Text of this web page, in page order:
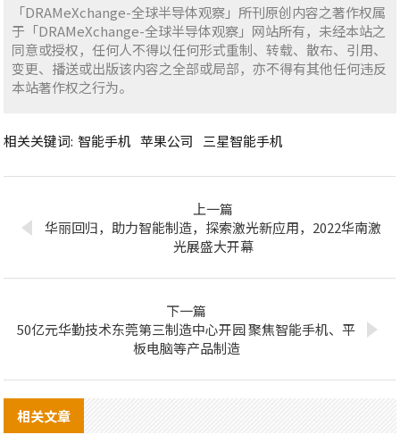
「DRAMeXchange-全球半导体观察」所刊原创内容之著作权属
于「DRAMeXchange-全球半导体观察」网站所有，未经本站之
同意或授权，任何人不得以任何形式重制、转载、散布、引用、
变更、播送或出版该内容之全部或局部，亦不得有其他任何违反
本站著作权之行为。
相关关键词: 智能手机 苹果公司 三星智能手机
上一篇
华丽回归，助力智能制造，探索激光新应用，2022华南激
光展盛大开幕
下一篇
50亿元华勤技术东莞第三制造中心开园 聚焦智能手机、平
板电脑等产品制造
相关文章